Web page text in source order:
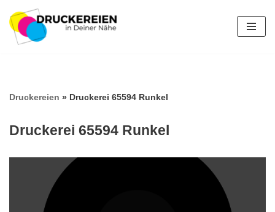
Zum
Inhalt
Druckereien » Druckerei 65594 Runkel
Druckerei 65594 Runkel